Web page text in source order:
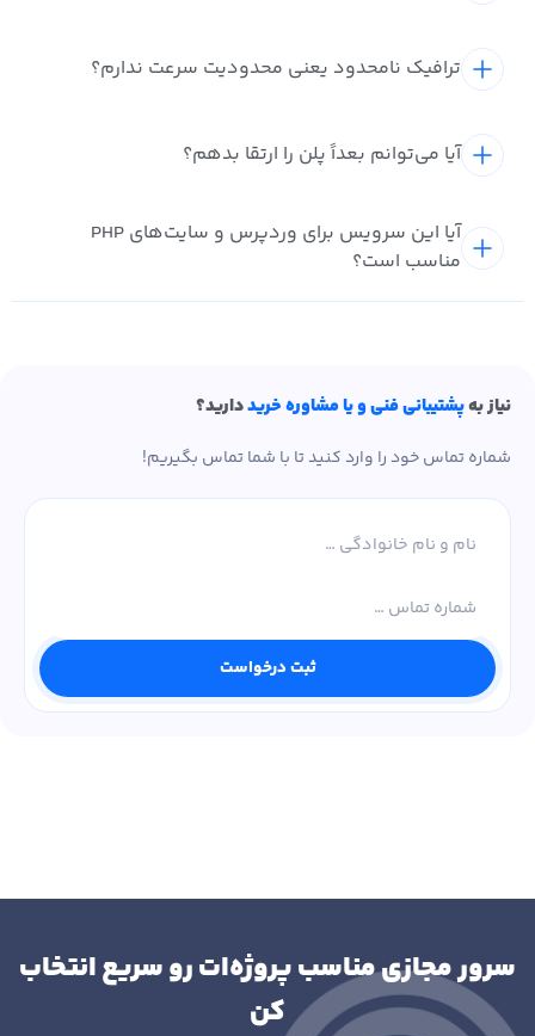
ترافیک نامحدود یعنی محدودیت سرعت ندارم؟
آیا می‌توانم بعداً پلن را ارتقا بدهم؟
آیا این سرویس برای وردپرس و سایت‌های PHP
مناسب است؟
نیاز بهپشتیبانی فنی و یا مشاوره خریددارید؟
شماره تماس خود را وارد کنید تا با شما تماس بگیریم!
سرور مجازی مناسب پروژه‌ات رو سریع انتخاب
کن